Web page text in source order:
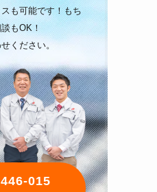
も可能です！もち
もOK！
ください。
015